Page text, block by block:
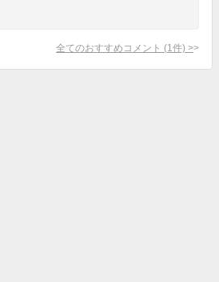
全てのおすすめコメント (1 件) >